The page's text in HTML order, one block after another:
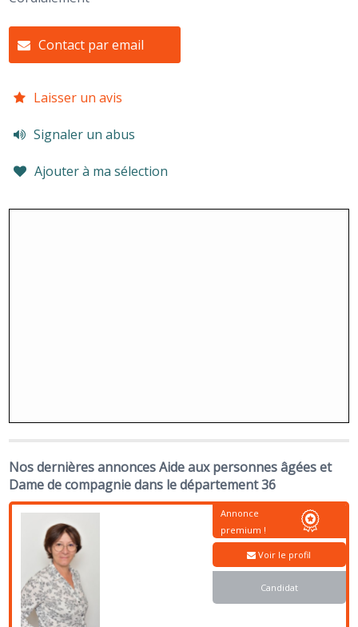
Contact par email
Laisser un avis
Signaler un abus
Ajouter à ma sélection
Nos dernières annonces Aide aux personnes âgées et
Dame de compagnie dans le département 36
Annonce
premium !
Voir le profil
Candidat